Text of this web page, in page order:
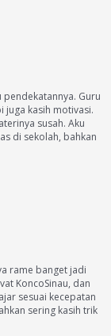
pendekatannya. Guru
juga kasih motivasi.
susah. Aku
di sekolah, bahkan
rame banget jadi
KoncoSinau, dan
sesuai kecepatan
sering kasih trik